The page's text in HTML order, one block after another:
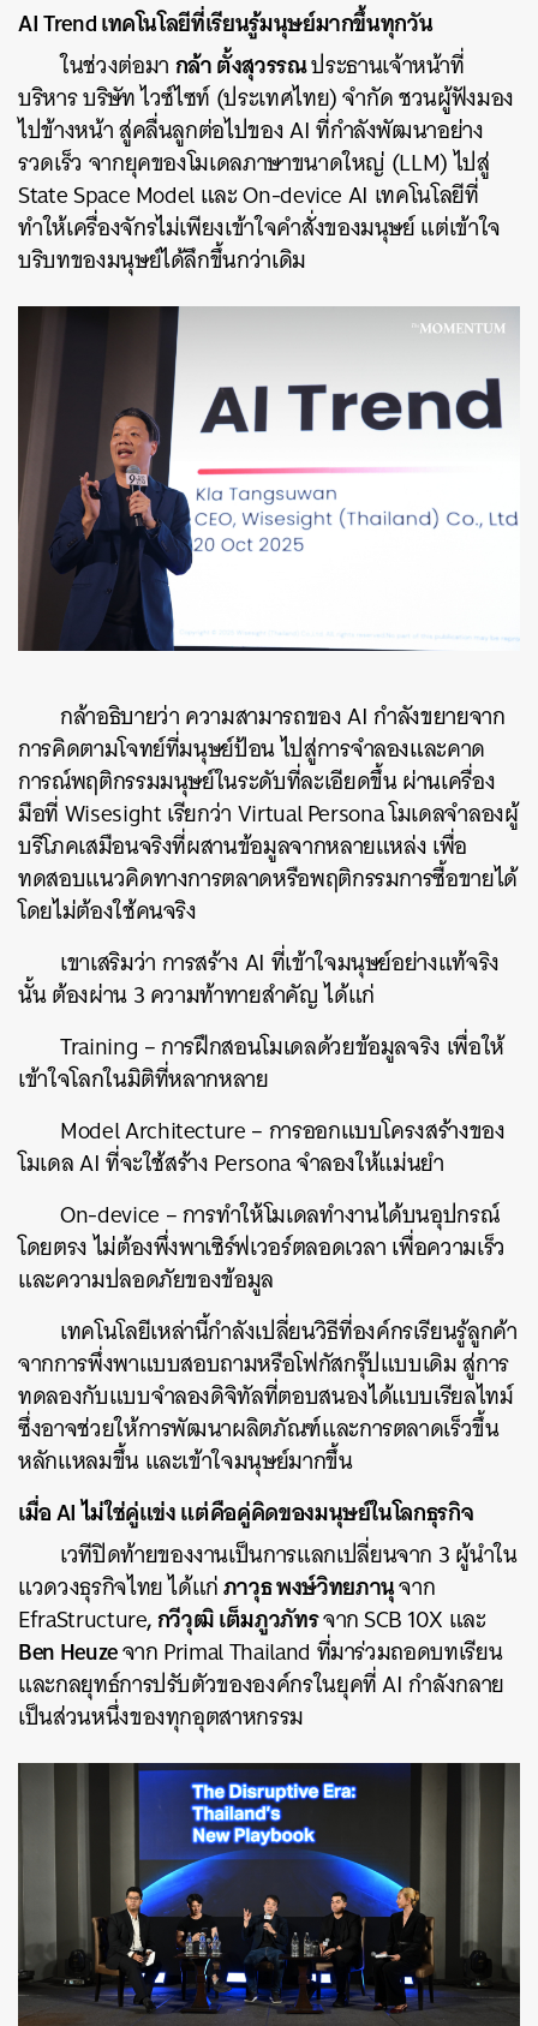
AI Trend เทคโนโลยีที่เรียนรู้มนุษย์มากขึ้นทุกวัน
ในช่วงต่อมากล้า ตั้งสุวรรณประธานเจ้าหน้าที่
บริหาร บริษัท ไวซ์ไซท์ (ประเทศไทย) จำกัด ชวนผู้ฟังมอง
ไปข้างหน้า สู่คลื่นลูกต่อไปของ AI ที่กำลังพัฒนาอย่าง
รวดเร็ว จากยุคของโมเดลภาษาขนาดใหญ่ (LLM) ไปสู่
State Space Model และ On-device AI เทคโนโลยีที่
ทำให้เครื่องจักรไม่เพียงเข้าใจคำสั่งของมนุษย์ แต่เข้าใจ
บริบทของมนุษย์ได้ลึกขึ้นกว่าเดิม
กล้าอธิบายว่า ความสามารถของ AI กำลังขยายจาก
การคิดตามโจทย์ที่มนุษย์ป้อน ไปสู่การจำลองและคาด
การณ์พฤติกรรมมนุษย์ในระดับที่ละเอียดขึ้น ผ่านเครื่อง
มือที่ Wisesight เรียกว่า Virtual Persona โมเดลจำลองผู้
บริโภคเสมือนจริงที่ผสานข้อมูลจากหลายแหล่ง เพื่อ
ทดสอบแนวคิดทางการตลาดหรือพฤติกรรมการซื้อขายได้
โดยไม่ต้องใช้คนจริง
เขาเสริมว่า การสร้าง AI ที่เข้าใจมนุษย์อย่างแท้จริง
นั้น ต้องผ่าน 3 ความท้าทายสำคัญ ได้แก่
Training – การฝึกสอนโมเดลด้วยข้อมูลจริง เพื่อให้
เข้าใจโลกในมิติที่หลากหลาย
Model Architecture – การออกแบบโครงสร้างของ
โมเดล AI ที่จะใช้สร้าง Persona จำลองให้แม่นยำ
On-device – การทำให้โมเดลทำงานได้บนอุปกรณ์
โดยตรง ไม่ต้องพึ่งพาเซิร์ฟเวอร์ตลอดเวลา เพื่อความเร็ว
และความปลอดภัยของข้อมูล
เทคโนโลยีเหล่านี้กำลังเปลี่ยนวิธีที่องค์กรเรียนรู้ลูกค้า
จากการพึ่งพาแบบสอบถามหรือโฟกัสกรุ๊ปแบบเดิม สู่การ
ทดลองกับแบบจำลองดิจิทัลที่ตอบสนองได้แบบเรียลไทม์
ซึ่งอาจช่วยให้การพัฒนาผลิตภัณฑ์และการตลาดเร็วขึ้น
หลักแหลมขึ้น และเข้าใจมนุษย์มากขึ้น
เมื่อ AI ไม่ใช่คู่แข่ง แต่คือคู่คิดของมนุษย์ในโลกธุรกิจ
เวทีปิดท้ายของงานเป็นการแลกเปลี่ยนจาก 3 ผู้นำใน
แวดวงธุรกิจไทย ได้แก่ภาวุธ พงษ์วิทยภานุจาก
EfraStructure, กวีวุฒิ เต็มภูวภัทรจาก SCB 10X และ
Ben Heuzeจาก Primal Thailand ที่มาร่วมถอดบทเรียน
และกลยุทธ์การปรับตัวขององค์กรในยุคที่ AI กำลังกลาย
เป็นส่วนหนึ่งของทุกอุตสาหกรรม
SHARE